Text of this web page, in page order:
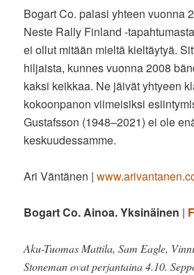
Bogart Co. palasi yhteen vuonna
Neste Rally Finland -
ei ollut mitään mieltä kieltäytyä.
hiljaista, kunnes vuonna 2008
kaksi keikkaa. Ne jäivät yhtyeen
kokoonpanon viimeisiksi
Gustafsson (1948–2021) ei ole
keskuudessamme.
Ari Väntänen |
Bogart Co. Ainoa. Yksinäinen |
Aku-Tuomas Mattila, Sam Eagle,
Stoneman ovat perjantaina 4.10.